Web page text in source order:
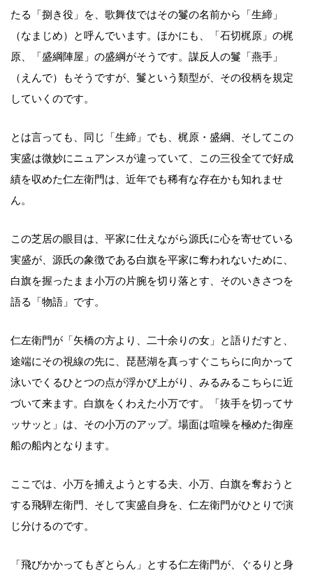
たる「捌き役」を、歌舞伎ではその鬘の名前から「生締」
（なまじめ）と呼んでいます。ほかにも、「石切梶原」の梶
原、「盛綱陣屋」の盛綱がそうです。謀反人の鬘「燕手」
（えんで）もそうですが、鬘という類型が、その役柄を規定
していくのです。
とは言っても、同じ「生締」でも、梶原・盛綱、そしてこの
実盛は微妙にニュアンスが違っていて、この三役全てで好成
績を収めた仁左衛門は、近年でも稀有な存在かも知れませ
ん。
この芝居の眼目は、平家に仕えながら源氏に心を寄せている
実盛が、源氏の象徴である白旗を平家に奪われないために、
白旗を握ったまま小万の片腕を切り落とす、そのいきさつを
語る「物語」です。
仁左衛門が「矢橋の方より、二十余りの女」と語りだすと、
途端にその視線の先に、琵琶湖を真っすぐこちらに向かって
泳いでくるひとつの点が浮かび上がり、みるみるこちらに近
づいて来ます。白旗をくわえた小万です。「抜手を切ってサ
ッサッと」は、その小万のアップ。場面は喧噪を極めた御座
船の船内となります。
ここでは、小万を捕えようとする夫、小万、白旗を奪おうと
する飛騨左衛門、そして実盛自身を、仁左衛門がひとりで演
じ分けるのです。
「飛びかかってもぎとらん」とする仁左衛門が、ぐるりと身